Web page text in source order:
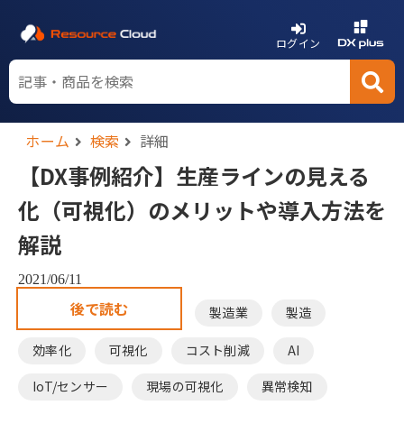
ログイン
ホーム 検索 詳細
【DX事例紹介】生産ラインの見える
化（可視化）のメリットや導入方法を
解説
2021/06/11
後で読む 製造業 製造
効率化 可視化 コスト削減
AI
IoT/センサー
現場の可視化 異常検知